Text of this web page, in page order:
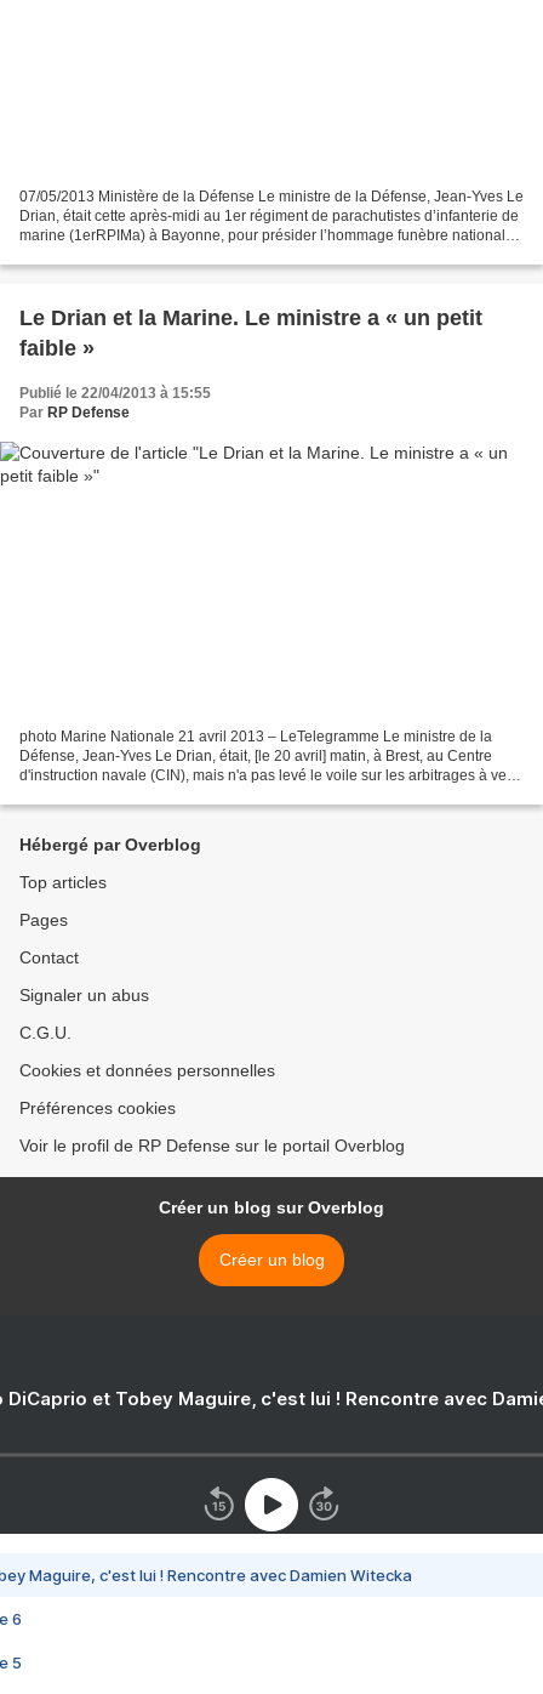
07/05/2013 Ministère de la Défense Le ministre de la Défense, Jean-Yves Le
Drian, était cette après-midi au 1er régiment de parachutistes d’infanterie de
marine (1erRPIMa) à Bayonne, pour présider l’hommage funèbre national
Le Drian et la Marine. Le ministre a « un petit
faible »
Publié le 22/04/2013 à 15:55
Par RP Defense
photo Marine Nationale 21 avril 2013 – LeTelegramme Le ministre de la
Défense, Jean-Yves Le Drian, était, [le 20 avril] matin, à Brest, au Centre
d'instruction navale (CIN), mais n'a pas levé le voile sur les arbitrages à venir
Hébergé par Overblog
Top articles
Pages
Contact
Signaler un abus
C.G.U.
Cookies et données personnelles
Préférences cookies
Voir le profil de RP Defense sur le portail Overblog
Créer un blog sur Overblog
Créer un blog
DiCaprio et Tobey Maguire, c'est lui ! Rencontre avec
Maguire, c'est lui ! Rencontre avec Damien Witecka
6
5